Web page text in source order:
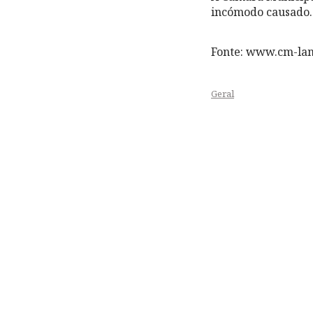
incómodo causado.
Fonte: www.cm-
Geral